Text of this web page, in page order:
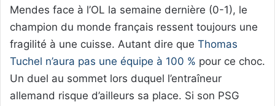
Mendes face à l’OL la semaine dernière (0-1), le
champion du monde français ressent toujours une
fragilité à une cuisse. Autant dire que Thomas
Tuchel n’aura pas une équipe à 100 % pour ce choc.
Un duel au sommet lors duquel l’entraîneur
allemand risque d’ailleurs sa place. Si son PSG